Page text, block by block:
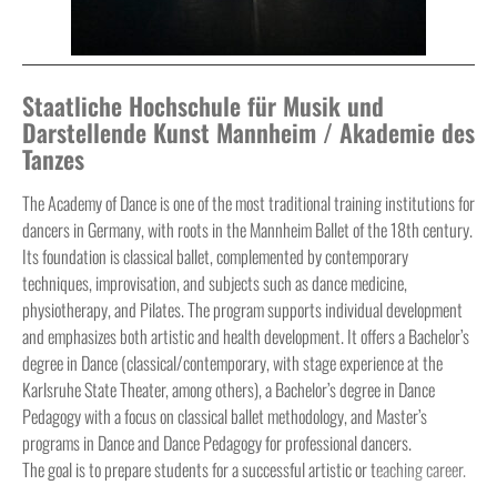
Staatliche Hochschule für Musik und
Darstellende Kunst Mannheim / Akademie des
Tanzes
The Academy of Dance is one of the most traditional training institutions for
dancers in Germany, with roots in the Mannheim Ballet of the 18th century.
Its foundation is classical ballet, complemented by contemporary
techniques, improvisation, and subjects such as dance medicine,
physiotherapy, and Pilates. The program supports individual development
and emphasizes both artistic and health development. It offers a Bachelor’s
degree in Dance (classical/contemporary, with stage experience at the
Karlsruhe State Theater, among others), a Bachelor’s degree in Dance
Pedagogy with a focus on classical ballet methodology, and Master’s
programs in Dance and Dance Pedagogy for professional dancers.
The goal is to prepare students for a successful artistic or teaching career.